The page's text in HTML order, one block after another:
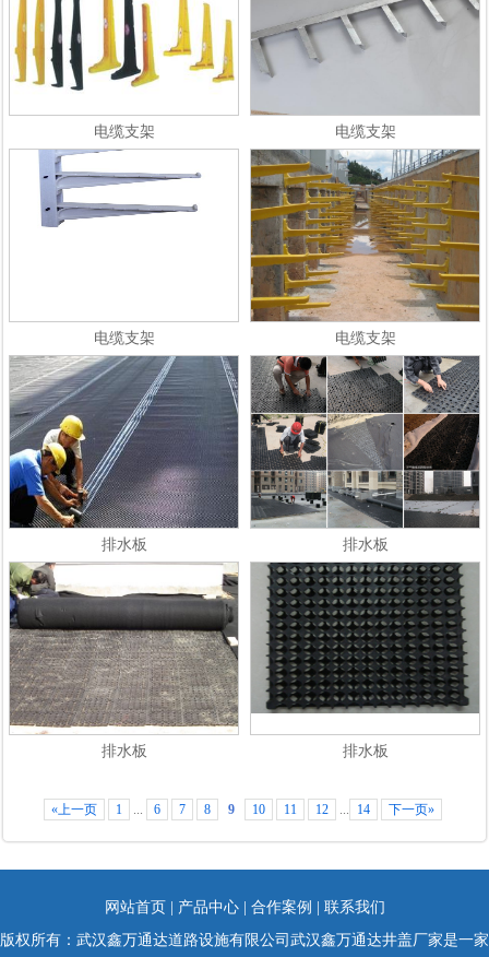
电缆支架 电缆支架
电缆支架 电缆支架
排水板 排水板
排水板 排水板
«上一页 1 6 7 8 9 10 11 12 14 下一页»
网站首页| 产品中心| 合作案例 | 联系我们
版权所有：武汉鑫万通达道路设施有限公司武汉鑫万通达井盖厂家是一家